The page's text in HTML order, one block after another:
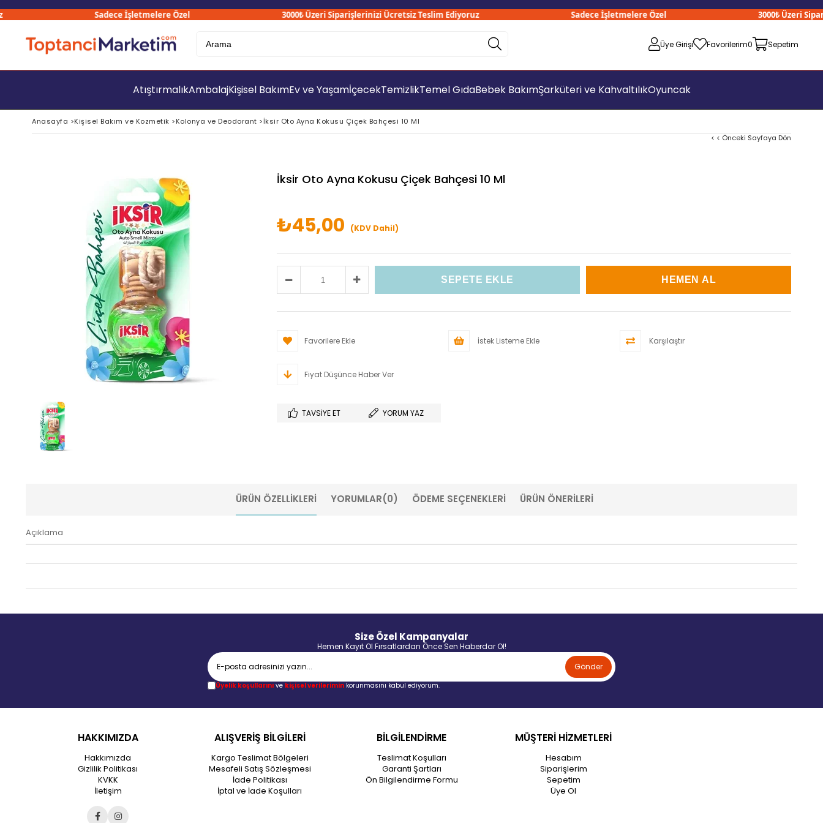
Sadece İşletmelere Özel 3000₺ Üzeri Siparişlerinizi Ücretsiz Teslim Ediyoruz Sadece İşletmelere Özel 3000₺ Üzeri
Üye Girişi Favorilerim0 Sepetim
AtıştırmalıkAmbalajKişisel BakımEv ve YaşamİçecekTemizlikTemel GıdaBebek BakımŞarküteri ve KahvaltılıkOyuncak
Anasayfa >Kişisel Bakım ve Kozmetik >Kolonya ve Deodorant >İksir Oto Ayna Kokusu Çiçek Bahçesi 10 Ml
< < Önceki Sayfaya Dön
İksir Oto Ayna Kokusu Çiçek Bahçesi 10 Ml
₺45,00 (KDV Dahil)
Favorilere Ekle İstek Listeme Ekle Karşılaştır
Fiyat Düşünce Haber Ver
TAVSIYE ET YORUM YAZ
ÜRÜN ÖZELLIKLERI YORUMLAR(0) ÖDEME SEÇENEKLERI ÜRÜN ÖNERILERI
Açıklama
Size Özel Kampanyalar
Hemen Kayıt Ol Fırsatlardan Önce Sen Haberdar Ol!
Gönder
Üyelik koşullarınıve kişisel verileriminkorunmasını kabul ediyorum.
HAKKIMIZDA
Hakkımızda
Gizlilik Politikası
KVKK
İletişim
ALIŞVERİŞ BİLGİLERİ
Kargo Teslimat Bölgeleri
Mesafeli Satış Sözleşmesi
İade Politikası
İptal ve İade Koşulları
BİLGİLENDİRME
Teslimat Koşulları
Garanti Şartları
Ön Bilgilendirme Formu
MÜŞTERİ HİZMETLERİ
Hesabım
Siparişlerim
Sepetim
Üye Ol